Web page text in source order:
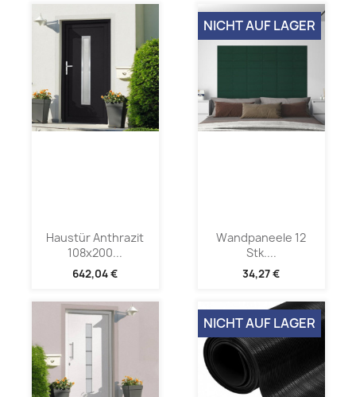
Haustür Anthrazit
108x200...
642,04 €
Wandpaneele 12
Stk....
34,27 €
NICHT AUF LAGER
NICHT AUF LAGER